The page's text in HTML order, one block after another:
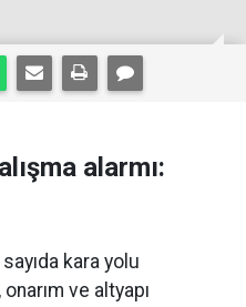
alarmı:
kara yolu
ve altyapı